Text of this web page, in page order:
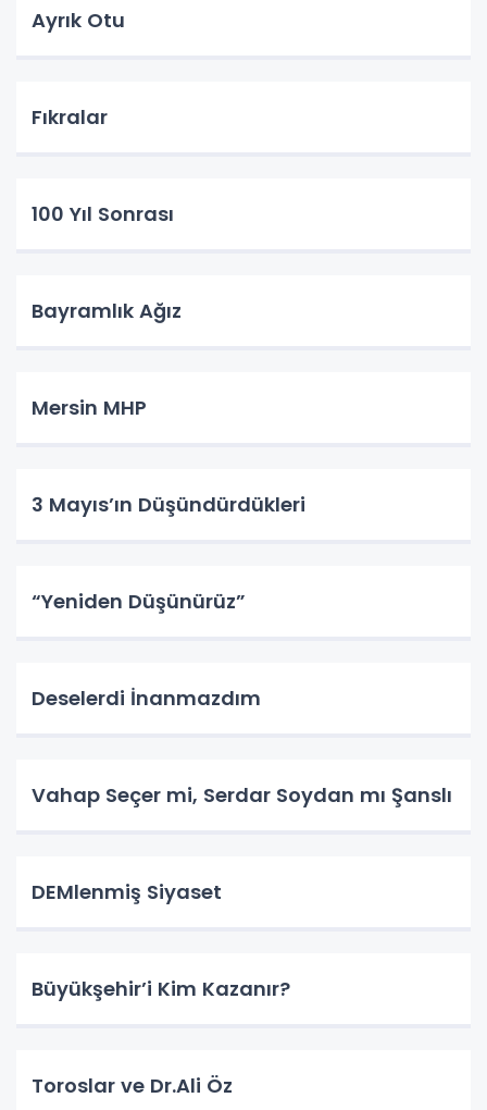
Ayrık Otu
Fıkralar
100 Yıl Sonrası
Bayramlık Ağız
Mersin MHP
3 Mayıs’ın Düşündürdükleri
“Yeniden Düşünürüz”
Deselerdi İnanmazdım
Vahap Seçer mi, Serdar Soydan mı Şanslı
DEMlenmiş Siyaset
Büyükşehir’i Kim Kazanır?
Toroslar ve Dr.Ali Öz